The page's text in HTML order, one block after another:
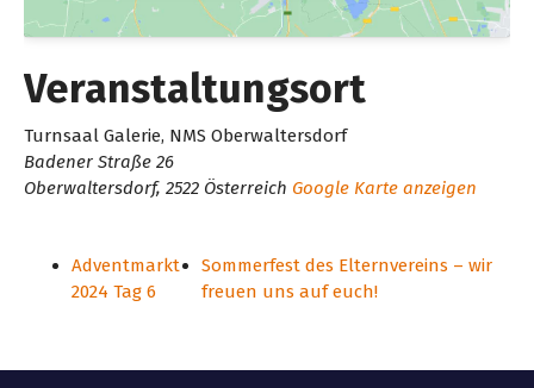
Veranstaltungsort
Turnsaal Galerie, NMS Oberwaltersdorf
Badener Straße 26
Oberwaltersdorf, 2522 Österreich Google Karte anzeigen
Adventmarkt
2024 Tag 6
Sommerfest des Elternvereins – wir
freuen uns auf euch!